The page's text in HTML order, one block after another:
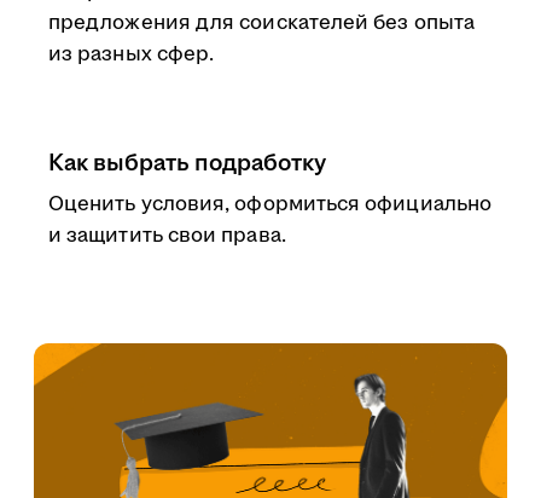
предложения для соискателей без опыта
из разных сфер.
Как выбрать подработку
Оценить условия, оформиться официально
и защитить свои права.